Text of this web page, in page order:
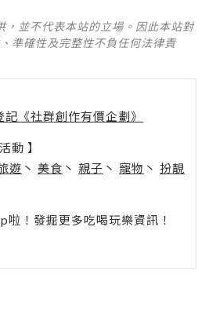
，並不代表本站的立場。因此本站對
準確性及完整性不負任何法律責
記《社群創作有價企劃》
動 】
遊 丶 美食 丶 親子 丶 寵物 丶 扮靚
！發掘更多吃喝玩樂資訊！